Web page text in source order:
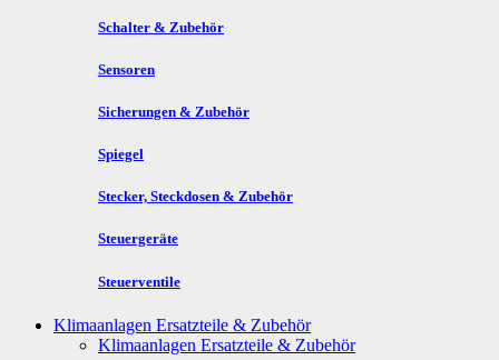
Schalter & Zubehör
Sensoren
Sicherungen & Zubehör
Spiegel
Stecker, Steckdosen & Zubehör
Steuergeräte
Steuerventile
Klimaanlagen Ersatzteile & Zubehör
Klimaanlagen Ersatzteile & Zubehör